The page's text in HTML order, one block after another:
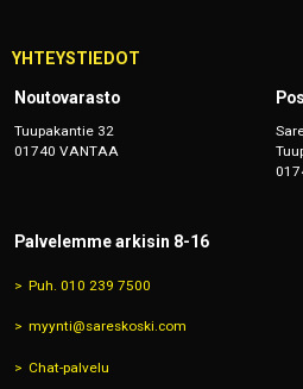
YHTEYSTIEDOT
Noutovarasto
Tuupakantie 32
01740 VANTAA
Palvelemme arkisin 8-16
Puh. 010 239 7500
myynti@sareskoski.com
Chat-palvelu